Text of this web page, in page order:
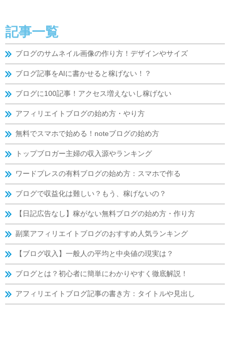
記事一覧
ブログのサムネイル画像の作り方！デザインやサイズ
ブログ記事をAIに書かせると稼げない！？
ブログに100記事！アクセス増えないし稼げない
アフィリエイトブログの始め方・やり方
無料でスマホで始める！noteブログの始め方
トップブロガー主婦の収入源やランキング
ワードプレスの有料ブログの始め方：スマホで作る
ブログで収益化は難しい？もう、稼げないの？
【日記広告なし】稼がない無料ブログの始め方・作り方
副業アフィリエイトブログのおすすめ人気ランキング
【ブログ収入】一般人の平均と中央値の現実は？
ブログとは？初心者に簡単にわかりやすく徹底解説！
アフィリエイトブログ記事の書き方：タイトルや見出し